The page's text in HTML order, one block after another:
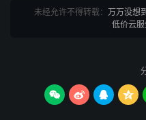
未经允许不得转载： 万万没想到
低价云
   